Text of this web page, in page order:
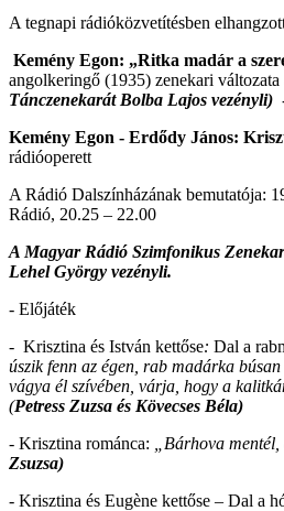
A tegnapi rádióközvetítésben
Kemény Egon: „Ritka madár a
angolkeringő (1935) zenekari változata
Tánczenekarát Bolba Lajos vezényli)
Kemény Egon - Erdődy János:
rádióoperett
A Rádió Dalszínházának bemutatója:
Rádió, 20.25 – 22.00
A Magyar Rádió Szimfonikus
Lehel György vezényli.
- Előjáték
- Krisztina és István kettőse: Dal a
úszik fenn az égen, rab madárka
vágya él szívében, várja, hogy a
(Petress Zuzsa és Kövecses Béla)
- Krisztina románca: „Bárhova
Zsuzsa)
- Krisztina és Eugène kettőse – Dal a